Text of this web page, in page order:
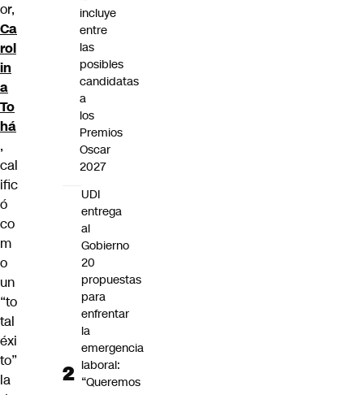
or,
Ca
rol
in
a
To
há
,
cal
ific
ó
co
m
o
un
“to
tal
éxi
to”
la
incluye
entre
las
posibles
candidatas
a
los
Premios
Oscar
2027
UDI
entrega
al
Gobierno
20
propuestas
para
enfrentar
la
emergencia
laboral:
“Queremos